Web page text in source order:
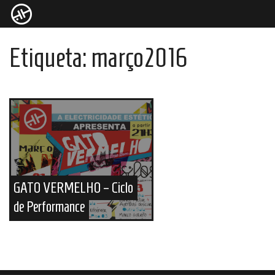
Etiqueta: março2016
GATO VERMELHO – Ciclo
de Performance